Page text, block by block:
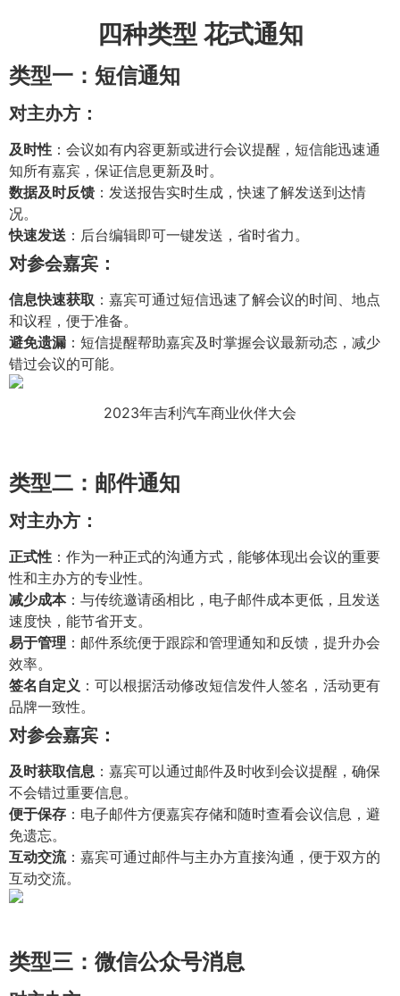
四种类型 花式通知
类型一：短信通知
对主办方：
及时性 ：会议如有内容更新或进行会议提醒，短信能迅速通
知所有嘉宾，保证信息更新及时。
数据及时反馈 ：发送报告实时生成，快速了解发送到达情
况。
快速发送 ：后台编辑即可一键发送，省时省力。
对参会嘉宾：
信息快速获取 ：嘉宾可通过短信迅速了解会议的时间、地点
和议程，便于准备。
避免遗漏 ：短信提醒帮助嘉宾及时掌握会议最新动态，减少
错过会议的可能。
2023年吉利汽车商业伙伴大会
类型二：邮件通知
对主办方：
正式性 ：作为一种正式的沟通方式，能够体现出会议的重要
性和主办方的专业性。
减少成本：与传统邀请函相比，电子邮件成本更低，且发送
速度快，能节省开支。
易于管理 ：邮件系统便于跟踪和管理通知和反馈，提升办会
效率。
签名自定义 ：可以根据活动修改短信发件人签名，活动更有
品牌一致性。
对参会嘉宾：
及时获取信息 ：嘉宾可以通过邮件及时收到会议提醒，确保
不会错过重要信息。
便于保存 ：电子邮件方便嘉宾存储和随时查看会议信息，避
免遗忘。
互动交流：嘉宾可通过邮件与主办方直接沟通，便于双方的
互动交流。
类型三：微信公众号消息